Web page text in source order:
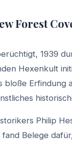
Forest
1939
Hexenkult
Erfindung
Philip
Belege